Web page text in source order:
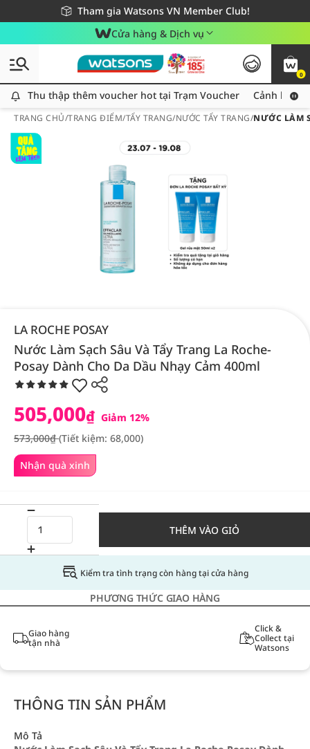
Tham gia Watsons VN Member Club!
Miễn phí giao hàng cho đơn hàng từ 249,000Đ
Giao hàng nhanh 24h - Áp dụng khu vực TP. Hồ Chí Minh
Cửa hàng & Dịch vụ
0
Thu thập thêm voucher hot tại Trạm Voucher
Thu thập thêm voucher hot tại Trạm Voucher Cảnh báo
TRANG CHỦ/TRANG ĐIỂM/TẨY TRANG/NƯỚC TẨY TRANG/NƯỚC LÀM
LA ROCHE POSAY
Nước Làm Sạch Sâu Và Tẩy Trang La Roche-
Posay Dành Cho Da Dầu Nhạy Cảm 400ml
Nhận quà xinh
505,000₫ Giảm 12%
573,000₫(Tiết kiệm: 68,000)
THÊM VÀO GIỎ
Kiểm tra tình trạng còn hàng tại cửa hàng
PHƯƠNG THỨC GIAO HÀNG
Giao hàng
tận nhà
Click &
Collect tại
Watsons
THÔNG TIN SẢN PHẨM
Mô Tả